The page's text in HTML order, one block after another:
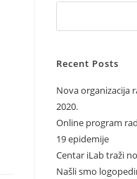
Recent Posts
Nova organizacija
2020.
Online program
19 epidemije
Centar iLab traži
Našli smo